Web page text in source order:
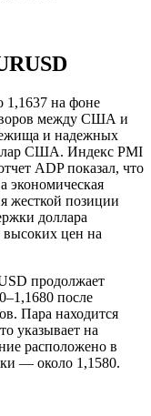
1,1637 на фоне
между США и
и надежных
США. Индекс PMI
ADP показал, что
экономическая
жесткой позиции
доллара
цен на
продолжает
после
Пара находится
указывает на
расположено в
— около 1,1580.